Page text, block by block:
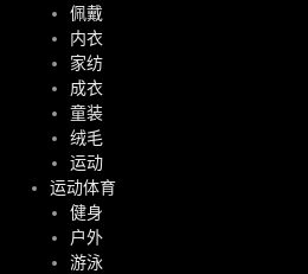
佩戴
内衣
家纺
成衣
童装
绒毛
运动
运动体育
健身
户外
游泳